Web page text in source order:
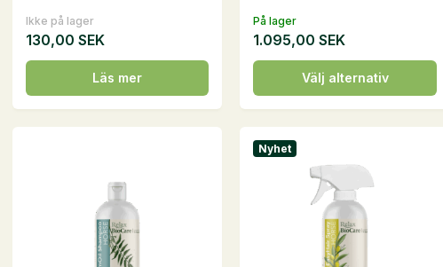
Ikke på lager
130,00 SEK
Läs mer
På lager
1.095,00SEK
Välj alternativ
Den
här
produkten
har
flera
varianter.
alternativen
Nyhet